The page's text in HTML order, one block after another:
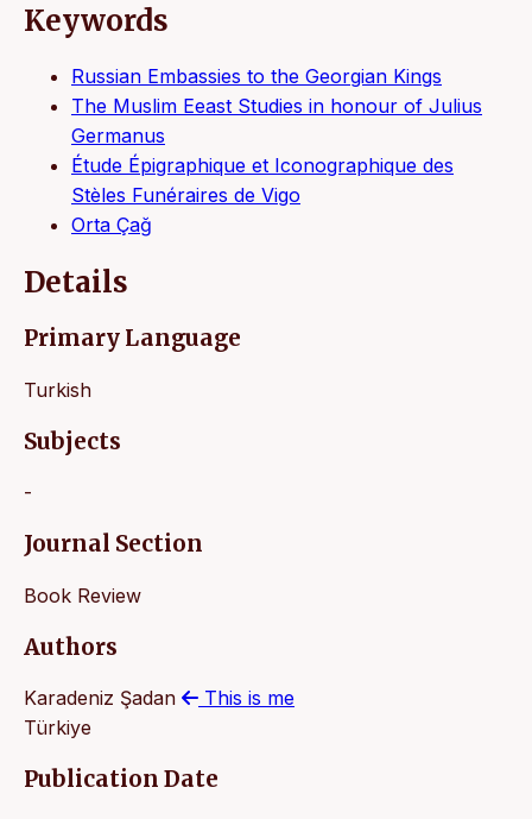
Keywords
Russian Embassies to the Georgian Kings
The Muslim Eeast Studies in honour of Julius
Germanus
Étude Épigraphique et Iconographique des
Stèles Funéraires de Vigo
Orta Çağ
Details
Primary Language
Turkish
Subjects
-
Journal Section
Book Review
Authors
Karadeniz Şadan
This is me
Türkiye
Publication Date